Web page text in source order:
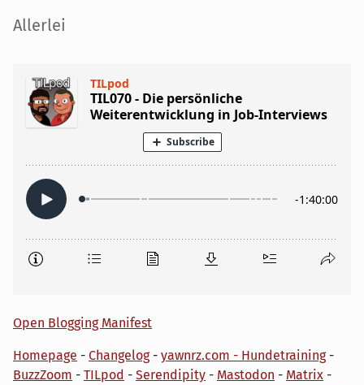
Seitenleiste
Allerlei
Open Blogging Manifest
Homepage - Changelog- yawnrz.com - Hundetraining-
BuzzZoom - TILpod - Serendipity - Mastodon - Matrix -